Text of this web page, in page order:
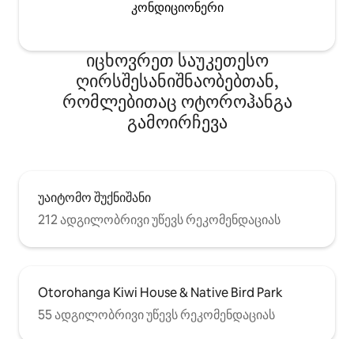
კონდიციონერი
იცხოვრეთ საუკეთესო
ღირსშესანიშნაობებთან,
რომლებითაც ოტოროჰანგა
გამოირჩევა
უაიტომო შუქნიშანი
212 ადგილობრივი უწევს რეკომენდაციას
Otorohanga Kiwi House & Native Bird Park
55 ადგილობრივი უწევს რეკომენდაციას